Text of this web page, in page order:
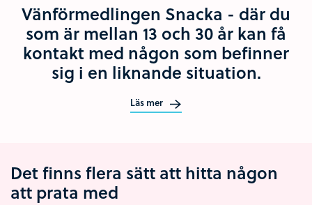
Vänförmedlingen Snacka - där du
som är mellan 13 och 30 år kan få
kontakt med någon som befinner
sig i en liknande situation.
Läs mer
Det finns flera sätt att hitta någon
att prata med